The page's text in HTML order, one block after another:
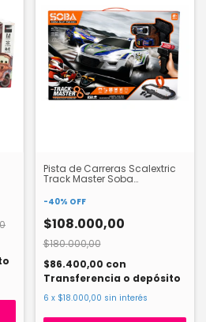
Pista de Carreras Scalextric
Track Master Soba
-40% OFF
$108.000,00
$180.000,00
$86.400,00 con
Transferencia o depósito
6 x $18.000,00 sin interés